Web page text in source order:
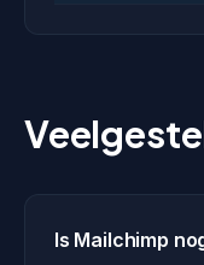
Is Mailchimp